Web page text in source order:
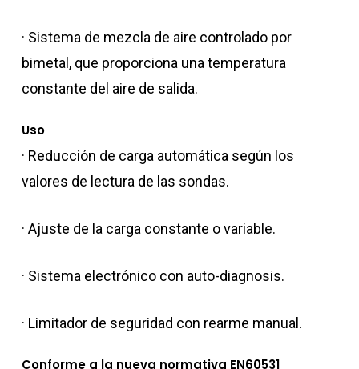
· Sistema de mezcla de aire controlado por
bimetal, que proporciona una temperatura
constante del aire de salida.
Uso
· Reducción de carga automática según los
valores de lectura de las sondas.
· Ajuste de la carga constante o variable.
· Sistema electrónico con auto-diagnosis.
· Limitador de seguridad con rearme manual.
Conforme a la nueva normativa EN60531